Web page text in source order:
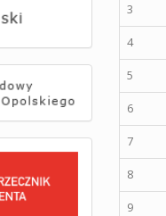
3
4
5
6
7
8
9